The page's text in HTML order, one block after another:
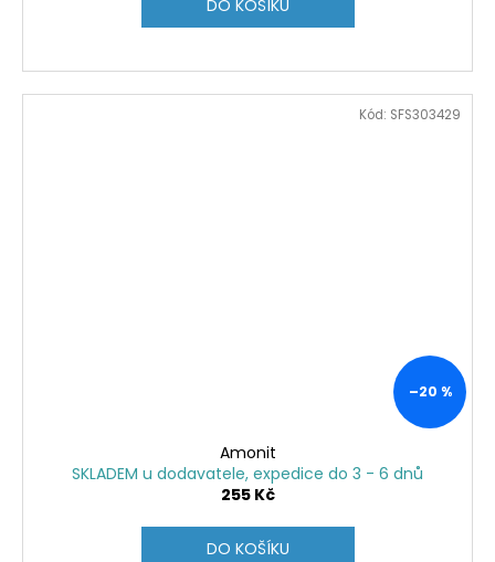
DO KOŠÍKU
–20 %
Amonit
SKLADEM u dodavatele, expedice do 3 - 6 dnů
255 Kč
DO KOŠÍKU
Kód: SFS303429